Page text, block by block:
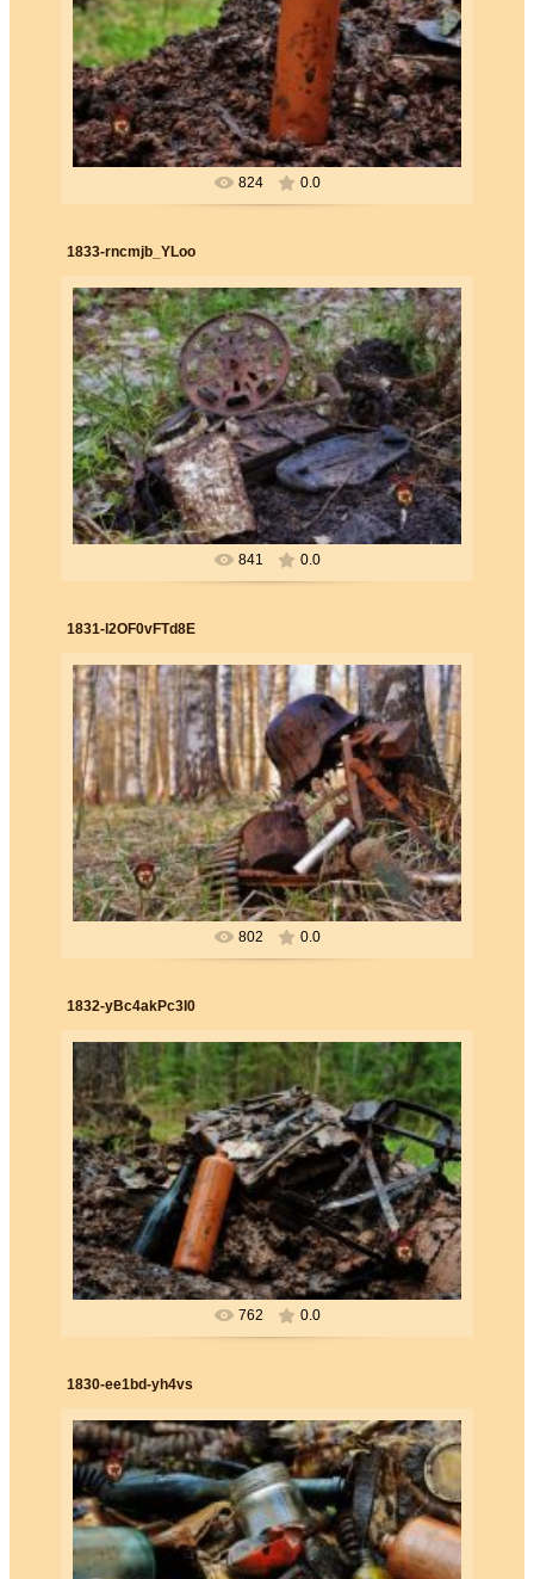
26.06.2019
Forester
824 0.0
1833-rncmjb_YLoo
26.06.2019
Forester
841 0.0
1831-l2OF0vFTd8E
26.06.2019
Forester
802 0.0
1832-yBc4akPc3I0
26.06.2019
Forester
762 0.0
1830-ee1bd-yh4vs
26.06.2019
Forester